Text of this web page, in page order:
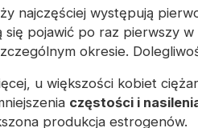
najczęściej występują
się pojawić po raz pierwszy
okresie.
u większości kobiet
częstości i
produkcja estrogenów.